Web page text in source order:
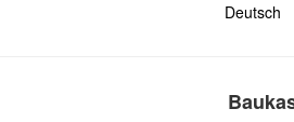
Deutsch